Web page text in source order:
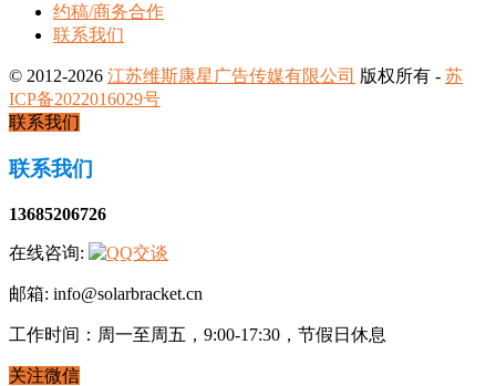
约稿/商务合作
联系我们
© 2012-2026 江苏维斯康星广告传媒有限公司 版权所有 - 苏
ICP备2022016029号
联系我们
联系我们
13685206726
在线咨询:
邮箱: info@solarbracket.cn
工作时间：周一至周五，9:00-17:30，节假日休息
关注微信